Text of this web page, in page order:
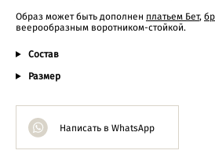
Образ может быть дополнен платьем Бет,
веерообразным воротником-стойкой.
Состав
Размер
Написать в WhatsApp